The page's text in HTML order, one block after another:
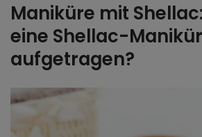
Maniküre mit
eine Shellac-
aufgetragen?